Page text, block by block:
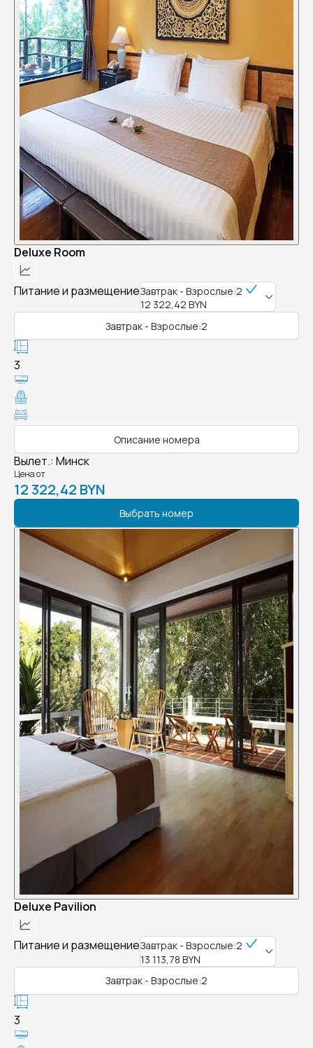
Deluxe Room
Питание и размещениеЗавтрак - Взрослые:2
12 322,42 BYN
Завтрак - Взрослые:2
3
Описание номера
Вылет.: Минск
Цена от
12 322,42 BYN
Выбрать номер
Deluxe Pavilion
Питание и размещениеЗавтрак - Взрослые:2
13 113,78 BYN
Завтрак - Взрослые:2
3